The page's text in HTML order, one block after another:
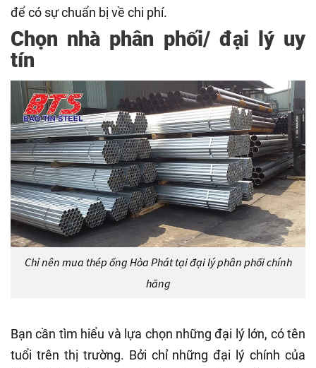
để có sự chuẩn bị về chi phí.
Chọn nhà phân phối/ đại lý uy
tín
Chỉ nên mua thép ống Hòa Phát tại đại lý phân phối chính
hãng
Bạn cần tìm hiểu và lựa chọn những đại lý lớn, có tên
tuổi trên thị trường. Bởi chỉ những đại lý chính của